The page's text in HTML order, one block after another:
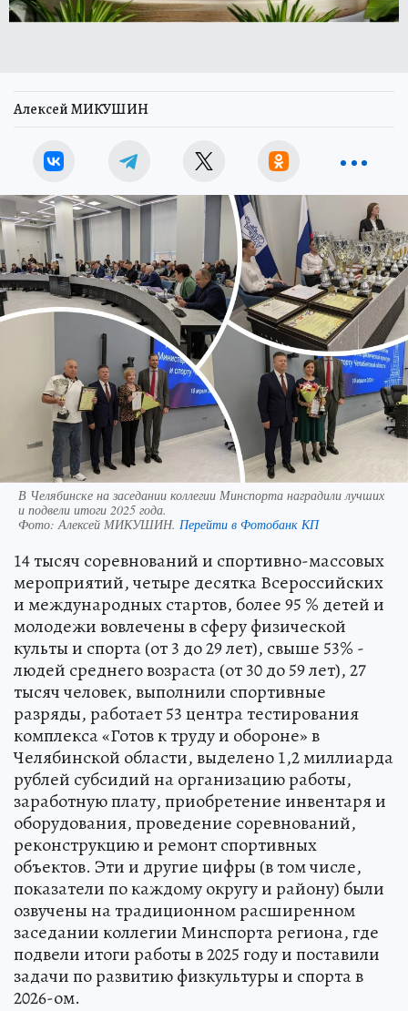
Алексей МИКУШИН
В Челябинске на заседании коллегии Минспорта наградили лучших
и подвели итоги 2025 года.
Фото: Алексей МИКУШИН. Перейти в Фотобанк КП
14 тысяч соревнований и спортивно-массовых
мероприятий, четыре десятка Всероссийских
и международных стартов, более 95 % детей и
молодежи вовлечены в сферу физической
культы и спорта (от 3 до 29 лет), свыше 53% -
людей среднего возраста (от 30 до 59 лет), 27
тысяч человек, выполнили спортивные
разряды, работает 53 центра тестирования
комплекса «Готов к труду и обороне» в
Челябинской области, выделено 1,2 миллиарда
рублей субсидий на организацию работы,
заработную плату, приобретение инвентаря и
оборудования, проведение соревнований,
реконструкцию и ремонт спортивных
объектов. Эти и другие цифры (в том числе,
показатели по каждому округу и району) были
озвучены на традиционном расширенном
заседании коллегии Минспорта региона, где
подвели итоги работы в 2025 году и поставили
задачи по развитию физкультуры и спорта в
2026-ом.